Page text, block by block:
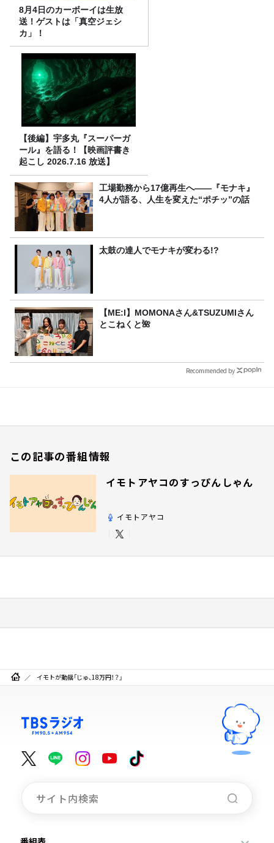
8月4日のカーボーイは生放
送！ゲストは「真空ジェシ
カ」！
【後編】宇多丸『スーパーガ
ール』を語る！【映画評書き
起こし 2026.7.16 放送】
工場勤務から17億再生へ——『モナキ』
4人が語る、人生を変えた“ポチッ”の話
太鼓の達人でモナキが変わる!?
【ME:I】MOMONAさん&TSUZUMIさん
とこねくと🌺
Recommended by
この記事の番組情報
イモトアヤコのすっぴんしゃん
イモトアヤコ
イモトが動揺「じゅ、18万円！？」